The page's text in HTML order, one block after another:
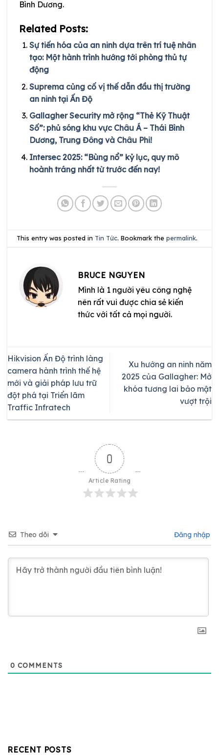
Bình Dương.
Related Posts:
Sự tiến hóa của an ninh dựa trên trí tuệ nhân
tạo: Một hành trình hướng tới phòng thủ tự
động
Suprema củng cố vị thế dẫn đầu thị trường
an ninh tại Ấn Độ
Gallagher Security mở rộng “Thẻ Kỹ Thuật
Số”: phủ sóng khu vực Châu Á – Thái Bình
Dương, Trung Đông và Châu Phi!
Intersec 2025: “Bùng nổ” kỷ lục, quy mô
hoành tráng nhất từ trước đến nay!
This entry was posted in Tin Tức. Bookmark thepermalink.
BRUCE NGUYEN
Mình là 1 người yêu công nghệ
nên rất vui được chia sẻ kiến
thức với tất cả mọi người.
Hikvision Ấn Độ trình làng
camera hành trình thế hệ
mới và giải pháp lưu trữ
đột phá tại Triển lãm
Traffic Infratech
Xu hướng an ninh năm
2025 của Gallagher: Mở
khóa tương lai bảo mật
vượt trội
0
Article Rating
Theo dõi Đăng nhập
0 COMMENTS
RECENT POSTS